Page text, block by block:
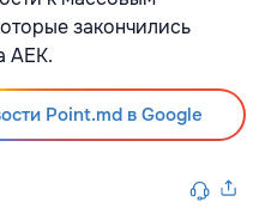
закончились
АЕК.
Point.md в Google